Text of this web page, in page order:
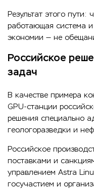
Результат этого пути:
работающая система
экономии — не
Российское
задач
В качестве примера
GPU-станции
решения специально
геологоразведки и
Российское
поставками и
управлением Astra
госучастием и